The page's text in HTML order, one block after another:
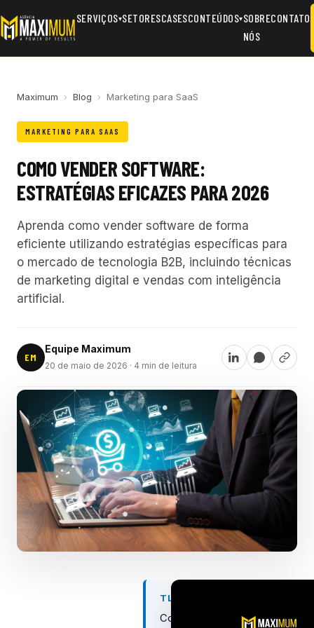
SERVIÇOS▾SETORESCASESCONTEÚDOS▾SOBRE
NÓS
CONTATO
Maximum › Blog › Marketing para SaaS
MARKETING PARA SAAS
COMO VENDER SOFTWARE:
ESTRATÉGIAS EFICAZES PARA 2026
Aprenda como vender software de forma
eficiente utilizando estratégias específicas para
o mercado de tecnologia B2B, incluindo técnicas
de marketing digital e vendas com inteligência
artificial.
EM
Equipe Maximum
20 de maio de 2026 · 4 min de leitura
TL;DR
Como